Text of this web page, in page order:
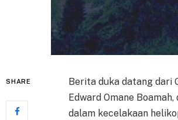
SHARE Berita duka datang dari
Edward Omane
dalam kecelakaan